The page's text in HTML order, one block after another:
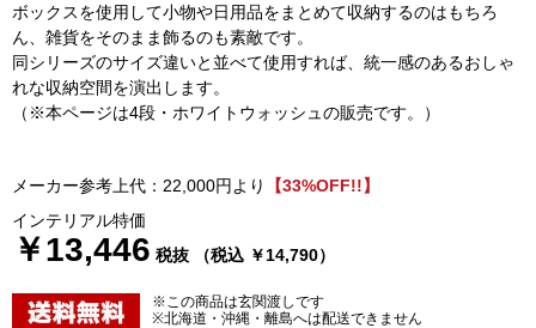
ボックスを使用して小物や日用品をまとめて収納するのはもちろ
ん、雑貨をそのまま飾るのも素敵です。
同シリーズのサイズ違いと並べて使用すれば、統一感のあるおしゃ
れな収納空間を演出します。
（※本ページは4段・ホワイトウォッシュの販売です。）
メーカー参考上代：22,000円より
【33%OFF!!】
インテリアル特価
￥13,446 税抜 （税込 ￥14,790）
※この商品は玄関渡しです
※北海道・沖縄・離島へは配送できません